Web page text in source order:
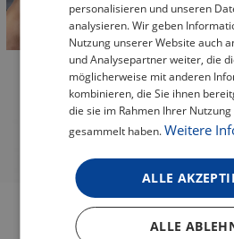
von Google Play
Zertifizierung
reibungslosen
Damit haben Sie
über 400.000
beliebte Netflix
personalisieren und unseren
analysieren. Wir geben
Nutzung unserer Website auch
und Analysepartner weiter, die
möglicherweise mit anderen
kombinieren, die Sie ihnen
die sie im Rahmen Ihrer
gesammelt haben. Weitere
ALLE
ALLE